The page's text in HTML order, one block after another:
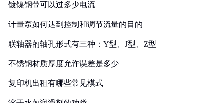
镀镍钢带可以过多少电流
计量泵如何达到控制和调节流量的目的
联轴器的轴孔形式有三种：Y型、J型、Z型
不锈钢材质厚度允许误差是多少
复印机出租有哪些常见模式